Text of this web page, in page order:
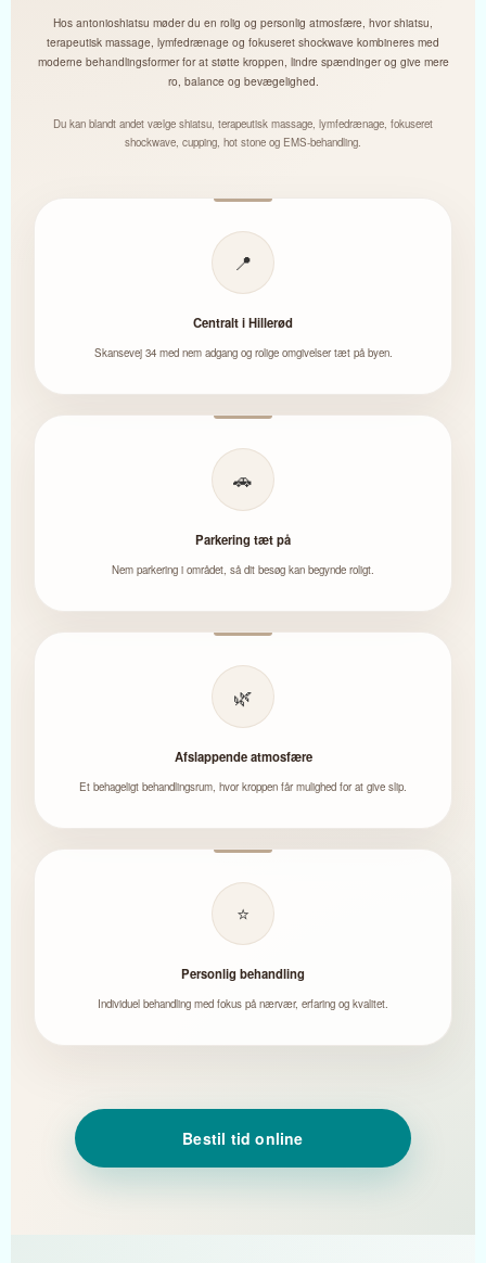
Hos antonioshiatsu møder du en rolig og personlig atmosfære, hvor shiatsu,
terapeutisk massage, lymfedrænage og fokuseret shockwave kombineres med
moderne behandlingsformer for at støtte kroppen, lindre spændinger og give mere
ro, balance og bevægelighed.
Du kan blandt andet vælge shiatsu, terapeutisk massage, lymfedrænage, fokuseret
shockwave, cupping, hot stone og EMS-behandling.
📍
Centralt i Hillerød
Skansevej 34 med nem adgang og rolige omgivelser tæt på byen.
🚗
Parkering tæt på
Nem parkering i området, så dit besøg kan begynde roligt.
🌿
Afslappende atmosfære
Et behageligt behandlingsrum, hvor kroppen får mulighed for at give slip.
⭐
Personlig behandling
Individuel behandling med fokus på nærvær, erfaring og kvalitet.
Bestil tid online